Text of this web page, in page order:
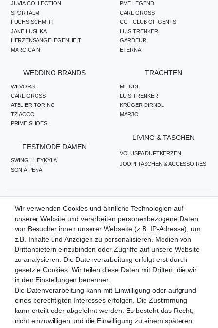
JUVIA COLLECTION
SPORTALM
FUCHS SCHMITT
JANE LUSHKA
HERZENSANGELEGENHEIT
MARC CAIN
PME LEGEND
CARL GROSS
CG - CLUB OF GENTS
LUIS TRENKER
GARDEUR
ETERNA
WEDDING BRANDS
WILVORST
CARL GROSS
ATELIER TORINO
TZIACCO
PRIME SHOES
FESTMODE DAMEN
SWING | HEYKYLA
SONIA PENA
TRACHTEN
MEINDL
LUIS TRENKER
KRÜGER DIRNDL
MARJO
LIVING & TASCHEN
VOLUSPA DUFTKERZEN
JOOP! TASCHEN & ACCESSOIRES
ZAHLUNGSMETHODEN
WIR VERSENDEN MIT
QUALITÄTSVERSPRECHEN
Wir verwenden Cookies und ähnliche Technologien auf
unserer Website und verarbeiten personenbezogene Daten
von Besucher:innen unserer Webseite (z.B. IP-Adresse), um
z.B. Inhalte und Anzeigen zu personalisieren, Medien von
Drittanbietern einzubinden oder Zugriffe auf unsere Website
zu analysieren. Die Datenverarbeitung erfolgt erst durch
gesetzte Cookies. Wir teilen diese Daten mit Dritten, die wir
in den Einstellungen benennen.
Die Datenverarbeitung kann mit Einwilligung oder aufgrund
eines berechtigten Interesses erfolgen. Die Zustimmung
kann erteilt oder abgelehnt werden. Es besteht das Recht,
nicht einzuwilligen und die Einwilligung zu einem späteren